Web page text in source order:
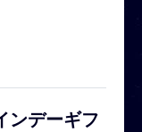
ンデーギフ